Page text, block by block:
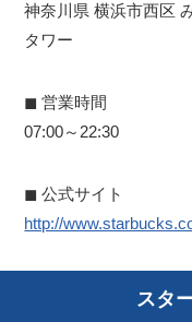
神奈川県 横浜市西区
タワー
◼︎ 営業時間
07:00～22:30
◼︎ 公式サイト
http://
スタ